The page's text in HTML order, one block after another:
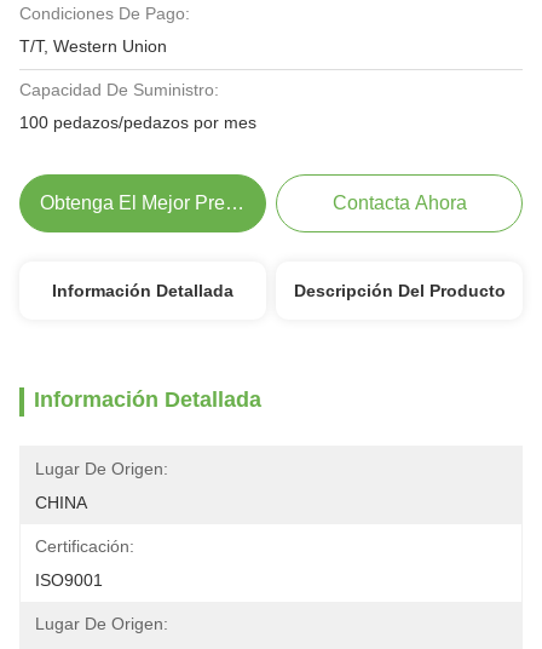
Condiciones De Pago:
T/T, Western Union
Capacidad De Suministro:
100 pedazos/pedazos por mes
Obtenga El Mejor Precio Contacta Ahora
Información Detallada Descripción Del Producto
Información Detallada
Lugar De Origen:
CHINA
Certificación:
ISO9001
Lugar De Origen: